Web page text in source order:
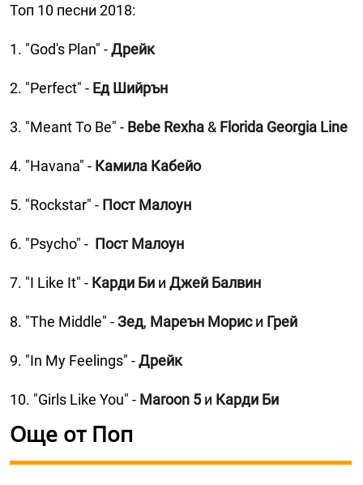
Топ 10 песни 2018:
1. "God's Plan" -Дрейк
2. "Perfect" - Ед Шийрън
3. "Meant To Be" - Bebe Rexha & Florida Georgia Line
4. "Havana" - Камила Кабейо
5. "Rockstar" - Пост Малоун
6. "Psycho" - Пост Малоун
7. "I Like It" - Карди Би и Джей Балвин
8. "The Middle" -Зед, Мареън Мориси Грей
9. "In My Feelings" -Дрейк
10. "Girls Like You" - Maroon 5и Карди Би
Още от Поп